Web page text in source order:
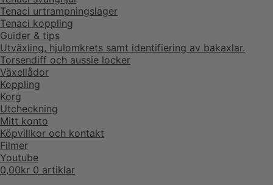
Tenaci urtrampningslager
Tenaci koppling
Guider & tips
Utväxling, hjulomkrets samt identifiering av bakaxlar.
Torsendiff och aussie locker
Växellådor
Koppling
Korg
Utcheckning
Mitt konto
Köpvillkor och kontakt
Filmer
Youtube
0,00kr 0 artiklar